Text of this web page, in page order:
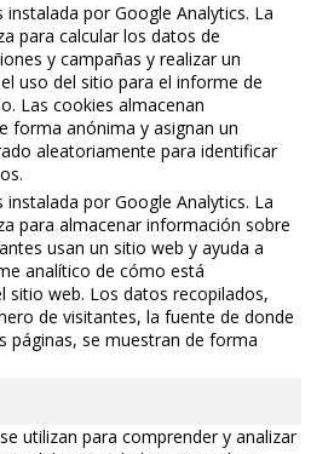
instalada por Google Analytics. La
para calcular los datos de
y campañas y realizar un
uso del sitio para el informe de
Las cookies almacenan
forma anónima y asignan un
aleatoriamente para identificar
instalada por Google Analytics. La
para almacenar información sobre
usan un sitio web y ayuda a
analítico de cómo está
sitio web. Los datos recopilados,
de visitantes, la fuente de donde
páginas, se muestran de forma
utilizan para comprender y analizar